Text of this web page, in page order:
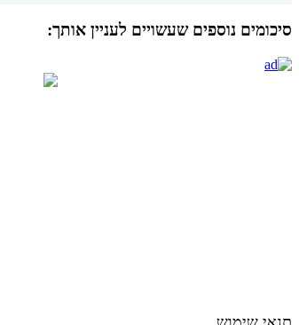
סיכומים נוספים שעשויים לעניין אותך: